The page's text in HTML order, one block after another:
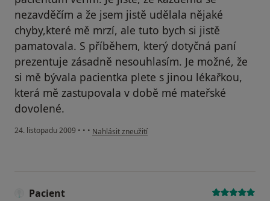
nezavděčím a že jsem jistě udělala nějaké
chyby,které mě mrzí, ale tuto bych si jistě
pamatovala. S příběhem, který dotyčná paní
prezentuje zásadně nesouhlasím. Je možné, že
si mě bývala pacientka plete s jinou lékařkou,
která mě zastupovala v době mé mateřské
dovolené.
24. listopadu 2009 • • • podle názoru uživatele Pacient
Nahlásit zneužití
Pacient